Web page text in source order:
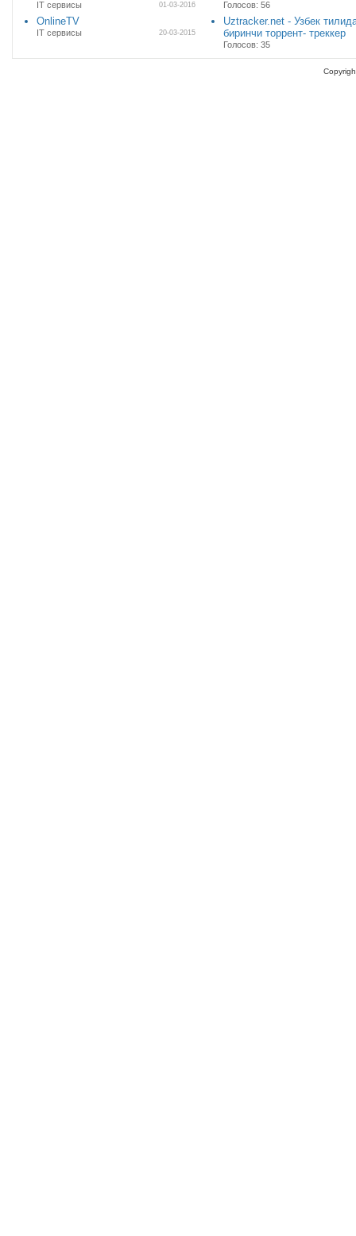
IT cервисы 01-03-2016
OnlineTV
IT cервисы 20-03-2015
Голосов: 56
Uztracker.net - Узбек
биринчи торрент- треккер
Голосов: 35